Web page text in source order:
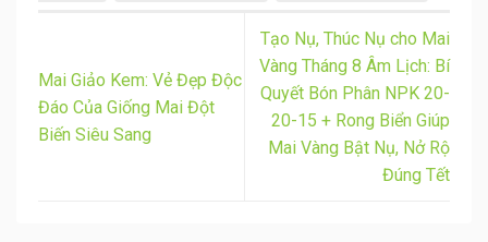
Mai Giảo Kem: Vẻ Đẹp Độc
Đáo Của Giống Mai Đột
Biến Siêu Sang
Tạo Nụ, Thúc Nụ cho Mai
Vàng Tháng 8 Âm Lịch: Bí
Quyết Bón Phân NPK 20-
20-15 + Rong Biển Giúp
Mai Vàng Bật Nụ, Nở Rộ
Đúng Tết